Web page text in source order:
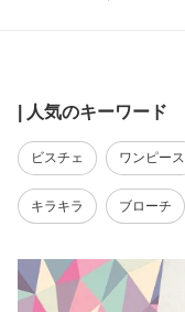
| 人気のキーワード
ビスチェ ワンピース
キラキラ ブローチ